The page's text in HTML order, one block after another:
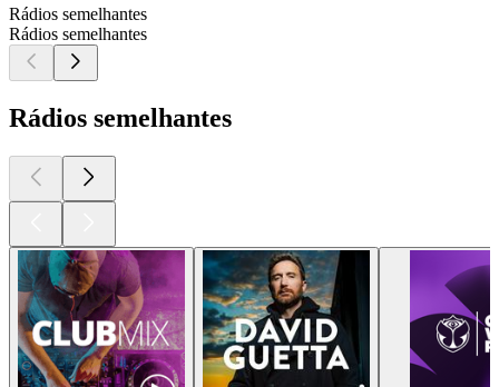
Rádios semelhantes
Rádios semelhantes
Rádios semelhantes